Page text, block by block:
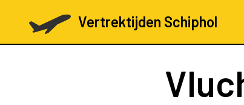
Vertrektijden Schiphol